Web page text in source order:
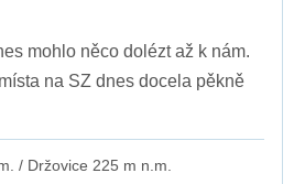
mohlo něco dolézt až k nám.
na SZ dnes docela pěkně
/ Držovice 225 m n.m.